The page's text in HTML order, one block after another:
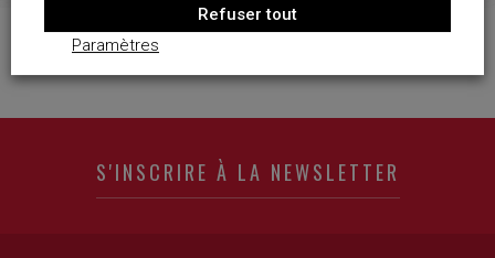
S'INSCRIRE À LA NEWSLETTER
Refuser tout
Paramètres